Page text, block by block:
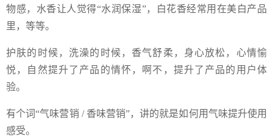
物感，水香让人觉得“水润保湿”，白花香经常用在美白产品
里，等等。
护肤的时候，洗澡的时候，香气舒柔，身心放松，心情愉
悦，自然提升了产品的情怀，啊不，提升了产品的用户体
验。
有个词“气味营销 / 香味营销”，讲的就是如何用气味提升使用
感受。